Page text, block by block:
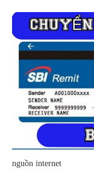
nguồn internet